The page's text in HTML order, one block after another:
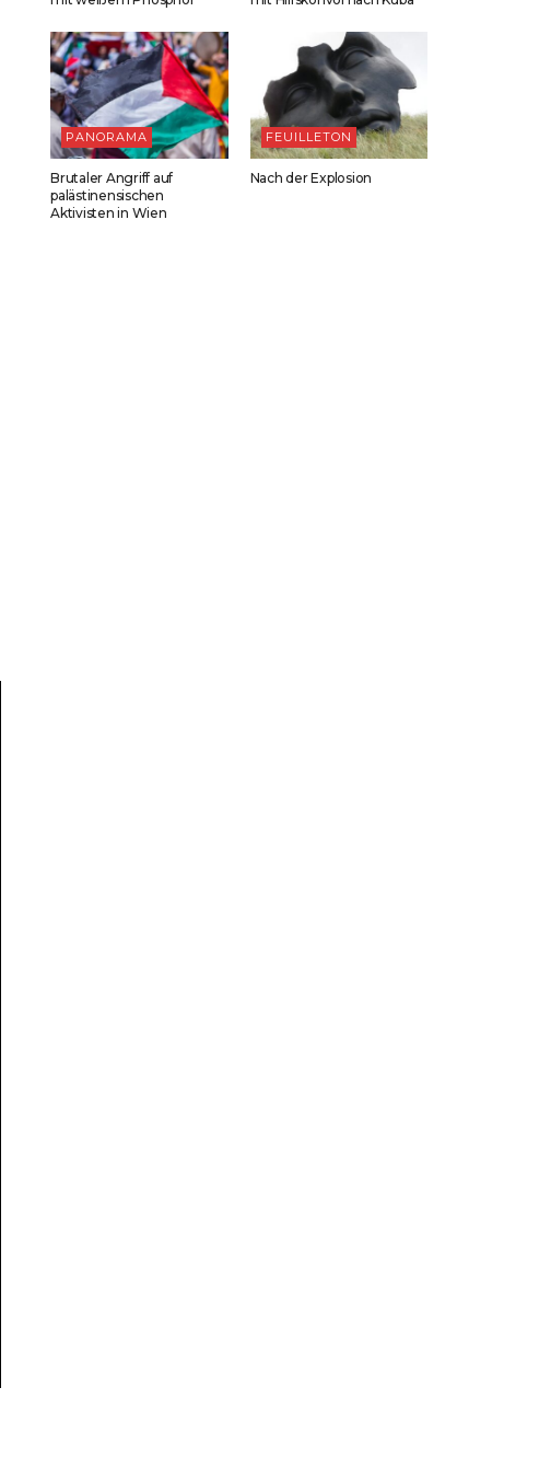
PANORAMA
Brutaler Angriff auf
palästinensischen
Aktivisten in Wien
FEUILLETON
Nach der Explosion